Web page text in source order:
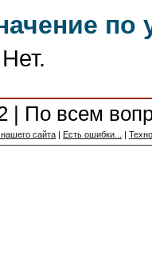
по
Нет.
| По всем
нашего сайта | Есть ошибки... |